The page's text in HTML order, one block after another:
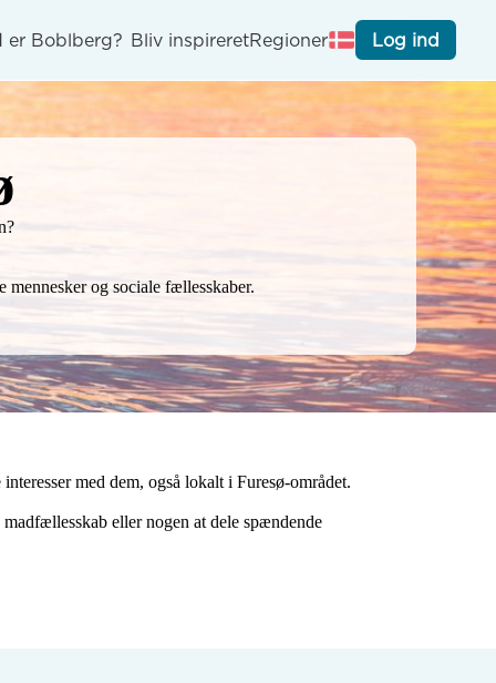
er Boblberg? Bliv inspireretRegioner Log ind
og sociale fællesskaber.
med dem, også lokalt i Furesø-området.
eller nogen at dele spændende